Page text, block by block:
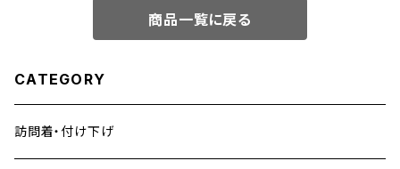
商品一覧に戻る
CATEGORY
訪問着・付け下げ